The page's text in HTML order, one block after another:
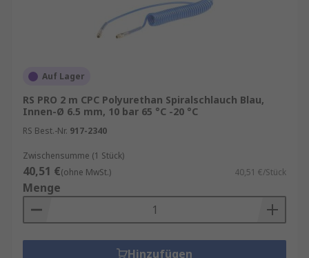
häufig bewegt werden müssen.
Robuste Materialien:
Polyurethan (PU) oder Polyamid (PA). Diese
Materialien sind abriebfest,
chemikalienbeständig und halten hohen
Belastungen stand.
Gebrauch zieht sich der Schlauch
selbstständig zusammen. Das spart Zeit
und erhöht die Lebensdauer des Schlauchs.
Typische Einsatzbereiche
Auf Lager
RS PRO 2 m CPC Polyurethan Spiralschlauch Blau,
Innen-Ø 6.5 mm, 10 bar 65 °C -20 °C
RS Best.-Nr. 917-2340
Zwischensumme (1 Stück)
40,51 €(ohne MwSt.) 40,51 €/Stück
Menge
Hinzufügen